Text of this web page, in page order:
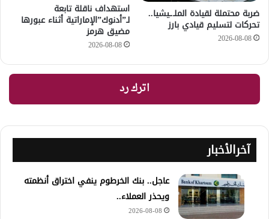
ضربة محتملة لقيادة الملـ.ـيشيا..
تحركات لتسليم قيادي بارز
2026-08-08
استهداف ناقلة تابعة
لـ”أدنوك”الإماراتية أثناء عبورها
مضيق هرمز
2026-08-08
اترك رد
آخرالأخبار
عاجل.. بنك الخرطوم ينفي اختراق أنظمته
ويحذر العملاء..
2026-08-08